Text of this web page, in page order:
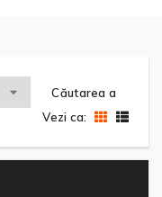
Căutarea a
Vezi ca: